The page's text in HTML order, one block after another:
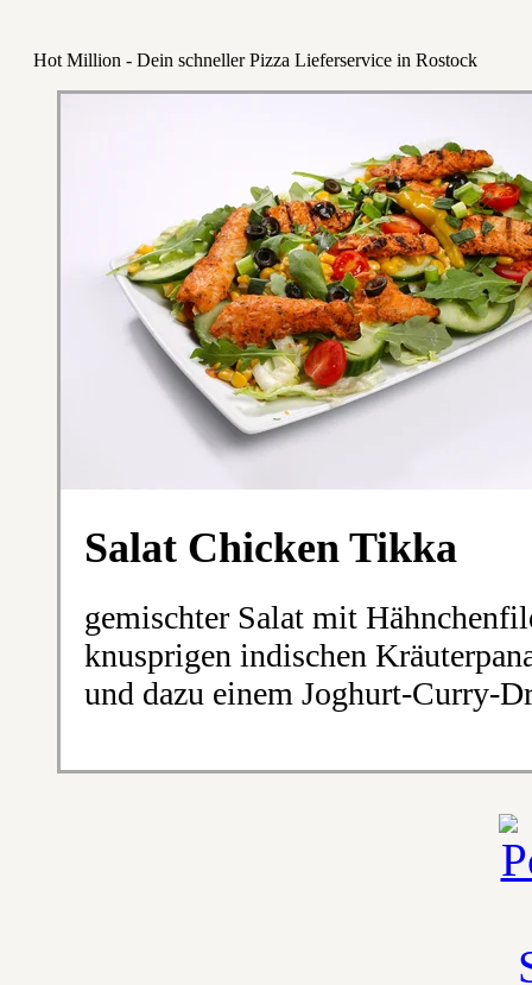
Hot Million - Dein schneller Pizza Lieferservice in Rostock
Salat Chicken Tikka
gemischter Salat mit
knusprigen indischen
und dazu einem Joghurt-Curry-